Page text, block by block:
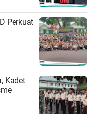
Perkuat
Kadet